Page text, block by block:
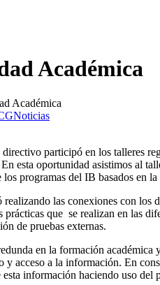
Académica
Académica
Noticias
participó en los talleres
esta oportunidad asistimos al
los programas del IB basados en
las conexiones con los
que se realizan en las
de pruebas externas.
en la formación
y acceso a la información. En
información haciendo uso del